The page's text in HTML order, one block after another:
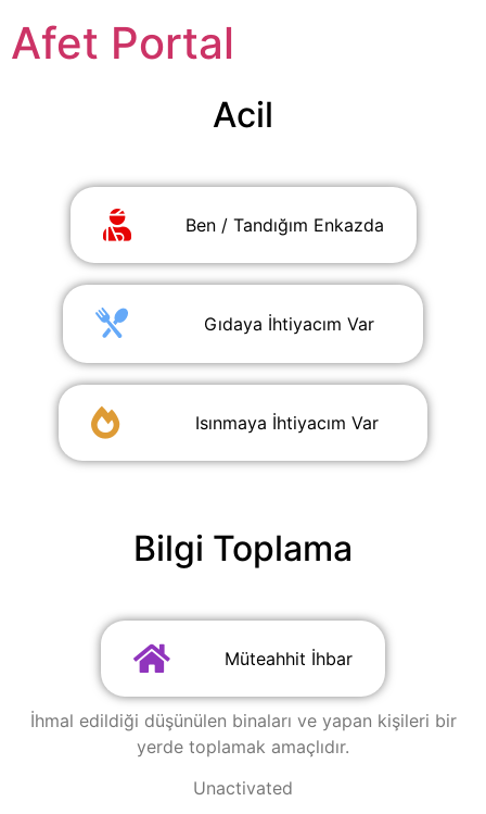
Afet Portal
Acil
Ben / Tandığım Enkazda
‎ ‎ ‎ ‎ Gıdaya İhtiyacım Var‎ ‎ ‎ ‎
‎ ‎ ‎ ‎ Isınmaya İhtiyacım Var‎ ‎ ‎ ‎
Bilgi Toplama
Müteahhit İhbar
İhmal edildiği düşünülen binaları ve yapan kişileri bir
yerde toplamak amaçlıdır.
Unactivated